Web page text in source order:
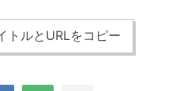
トルとURLをコピー